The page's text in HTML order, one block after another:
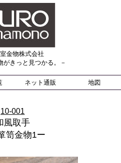
金物株式会社
がきっと見つかる。－
ネット通販 地図
10-001
風取手
笥金物1ー